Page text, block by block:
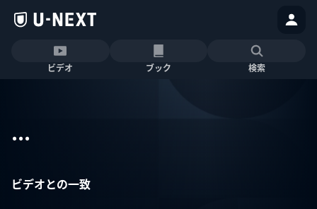
ビデオ ブック 検索
...
ビデオとの一致